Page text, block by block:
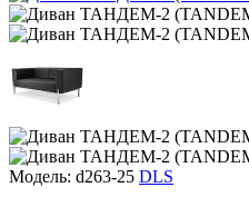
Модель: d263-25 DLS